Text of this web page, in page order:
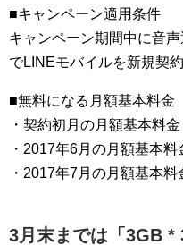
■キャンペーン適用条件
キャンペーン期間中に音
でLINEモバイルを新規契
■無料になる月額基本料金
・契約初月の月額基本料金
・2017年6月の月額基本料
・2017年7月の月額基本料
3月末までは「3GB *